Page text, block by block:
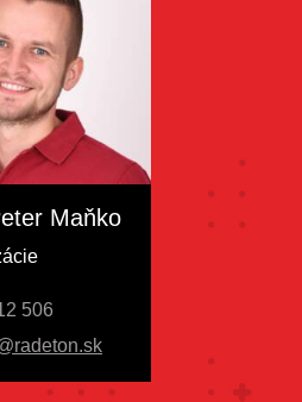
Maňko
506